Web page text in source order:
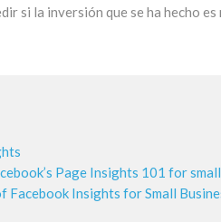
si la inversión que se ha hecho
Page Insights 101 for
Insights for Small